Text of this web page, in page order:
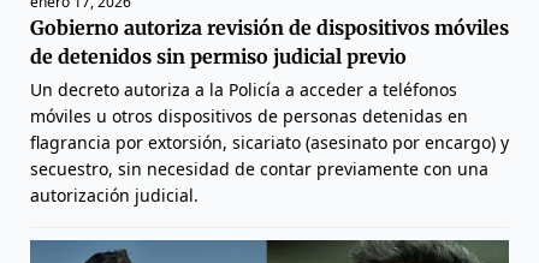
Gobierno autoriza revisión de dispositivos móviles
de detenidos sin permiso judicial previo
Un decreto autoriza a la Policía a acceder a teléfonos
móviles u otros dispositivos de personas detenidas en
flagrancia por extorsión, sicariato (asesinato por encargo) y
secuestro, sin necesidad de contar previamente con una
autorización judicial.